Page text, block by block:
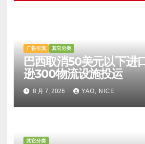
广告引流 其它分类
巴西取消50美元以下进
逊300物流设施投运
8 月 7, 2026 YAO, NICE
其它分类